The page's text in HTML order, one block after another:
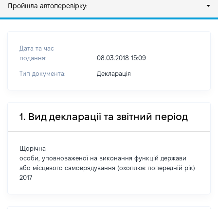
Пройшла автоперевірку:
Дата та час
подання:
08.03.2018 15:09
Тип документа: Декларація
1. Вид декларації та звітний період
Щорічна
особи, уповноваженої на виконання функцій держави
або місцевого самоврядування (охоплює попередній рік)
2017